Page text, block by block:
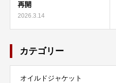
再開
2026.3.14
カテゴリー
オイルドジャケット